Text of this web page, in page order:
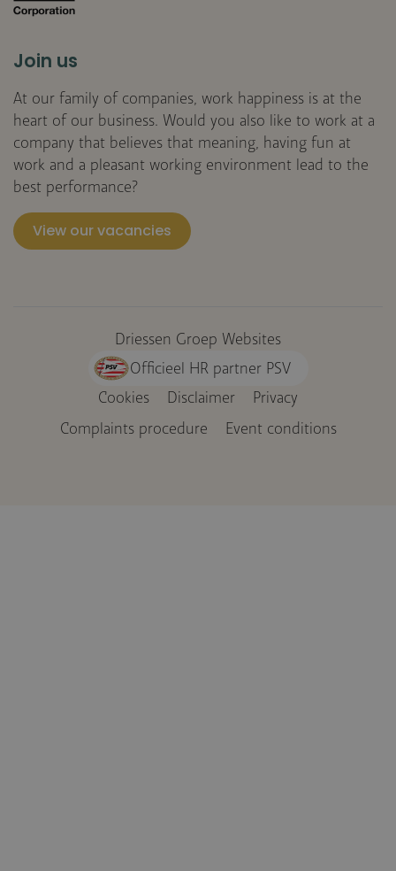
Join us
At our family of companies, work happiness is at the
heart of our business. Would you also like to work at a
company that believes that meaning, having fun at
work and a pleasant working environment lead to the
best performance?
View our vacancies
Driessen Groep Websites
Officieel HR partner PSV
Cookies Disclaimer
Privacy
Complaints procedure
Event conditions